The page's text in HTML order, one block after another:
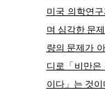
미국 의학연
며 심각한 문
량의 문제가
디로「비만은
이다」는 것이